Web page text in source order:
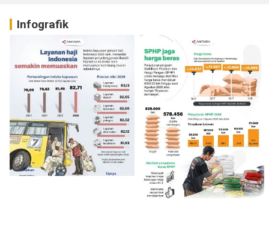
Infografik